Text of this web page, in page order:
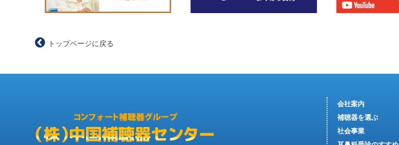
トップページに戻る
会社案内
補聴器を選ぶ
社会事業